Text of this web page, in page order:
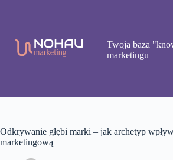
Twoja baza
marketingu
Odkrywanie głębi marki – jak archetyp
marketingową